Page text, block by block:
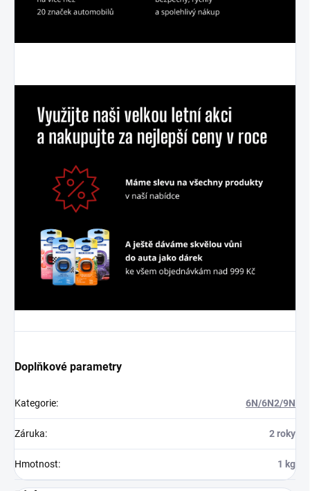
Doplňkové parametry
Kategorie: 6N/6N2/9N
Záruka: 2 roky
Hmotnost: 1 kg